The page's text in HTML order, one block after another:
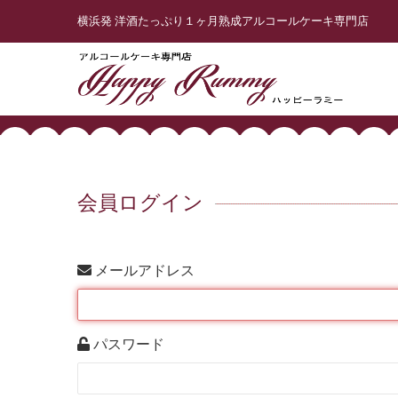
横浜発 洋酒たっぷり１ヶ月熟成アルコールケーキ専門店
会員ログイン
メールアドレス
パスワード